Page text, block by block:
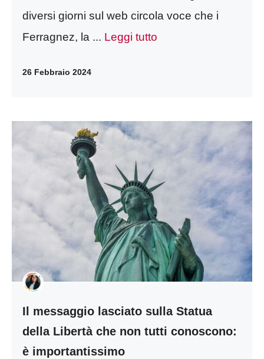
diversi giorni sul web circola voce che i
Ferragnez, la ... Leggi tutto
26 Febbraio 2024
Il messaggio lasciato sulla Statua
della Libertà che non tutti conoscono:
è importantissimo